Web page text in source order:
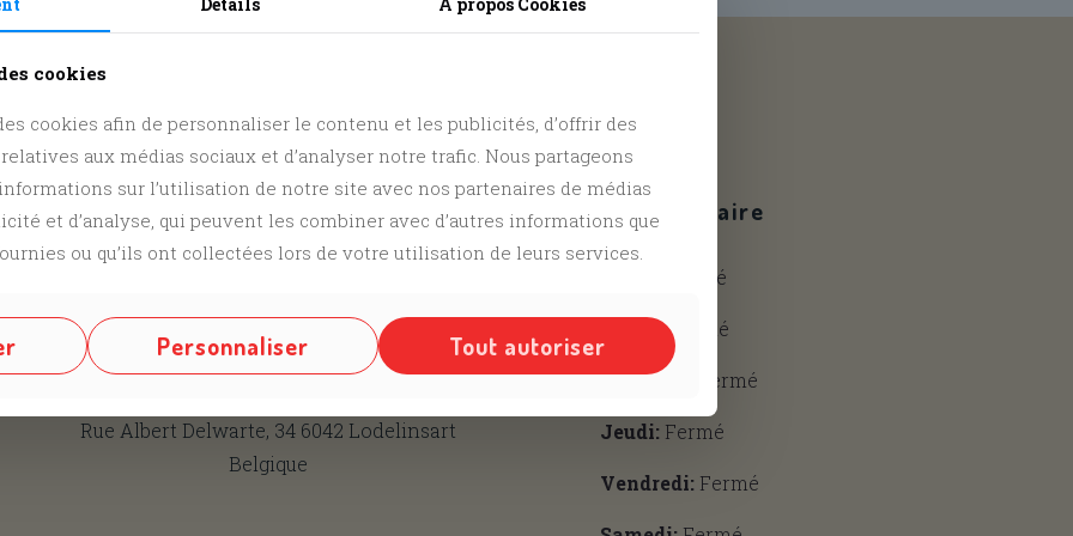
sur nos différents réseaux @
Contactez-nous
info@secteur42.be +32 71 31 87 43
Rue Albert Delwarte, 34 6042 Lodelinsart
Belgique
Notre horaire
Fermé
Mardi:Fermé
Mercredi: Fermé
Jeudi: Fermé
Vendredi: Fermé
cookies
cookies afin de personnaliser le contenu et les publicités, d’offrir des
aux médias sociaux et d’analyser notre trafic. Nous partageons
sur l’utilisation de notre site avec nos partenaires de médias
et d’analyse, qui peuvent les combiner avec d’autres informations que
ou qu’ils ont collectées lors de votre utilisation de leurs services.
Personnaliser Tout autoriser